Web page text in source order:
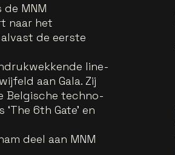
MNM
naar het
de eerste
line-
aan Gala. Zij
Belgische techno-
6th Gate’ en
deel aan MNM